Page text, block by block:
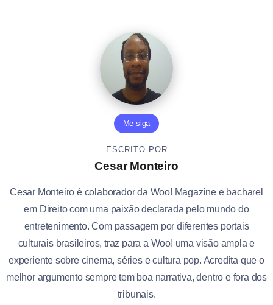
Me siga
ESCRITO POR
Cesar Monteiro
Cesar Monteiro é colaborador da Woo! Magazine e bacharel
em Direito com uma paixão declarada pelo mundo do
entretenimento. Com passagem por diferentes portais
culturais brasileiros, traz para a Woo! uma visão ampla e
experiente sobre cinema, séries e cultura pop. Acredita que o
melhor argumento sempre tem boa narrativa, dentro e fora dos
tribunais.